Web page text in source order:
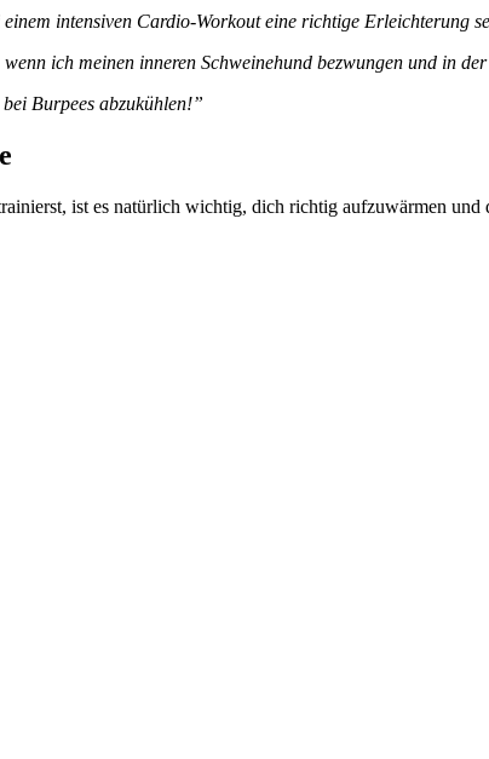
einem intensiven Cardio-Workout eine richtige Erleichterung
wenn ich meinen inneren Schweinehund bezwungen und in
bei Burpees abzukühlen!”
ist es natürlich wichtig, dich richtig aufzuwärmen